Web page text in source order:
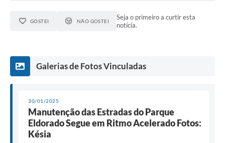
GOSTEI NÃO GOSTEI
Seja o primeiro a curtir esta
notícia.
Galerias de Fotos Vinculadas
30/01/2025
Manutenção das Estradas do Parque
Eldorado Segue em Ritmo Acelerado Fotos:
Késia